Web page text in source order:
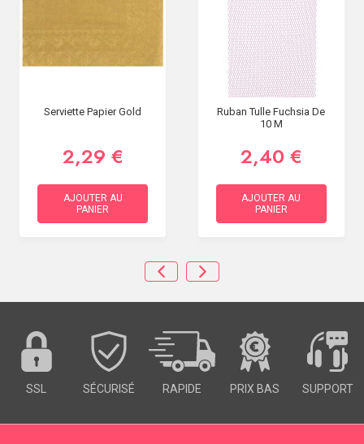
Serviette Papier Gold
2,29 €
AJOUTER AU
PANIER
Ruban Tulle Fuchsia De
10 M
2,40 €
AJOUTER AU
PANIER
SSL SÉCURISÉ RAPIDE PRIX BAS SUPPORT